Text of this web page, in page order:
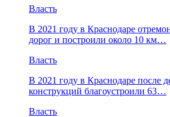
Власть
В 2021 году в Краснодаре
дорог и построили около 10 км…
Власть
В 2021 году в Краснодаре после
конструкций благоустроили 63…
Власть